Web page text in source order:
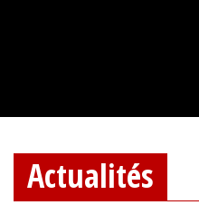
Actualités